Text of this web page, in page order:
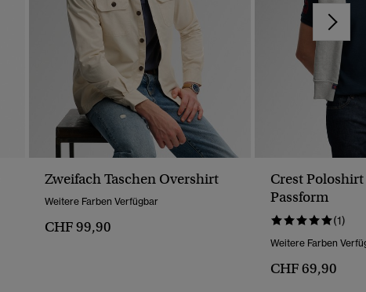
Zweifach Taschen Overshirt
Weitere Farben Verfügbar
CHF 99,90
Crest
Passform
(1)
Weitere Farben
CHF 69,90